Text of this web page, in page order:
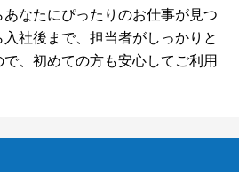
なたにぴったりのお仕事が見つ
社後まで、担当者がしっかりと
、初めての方も安心してご利用